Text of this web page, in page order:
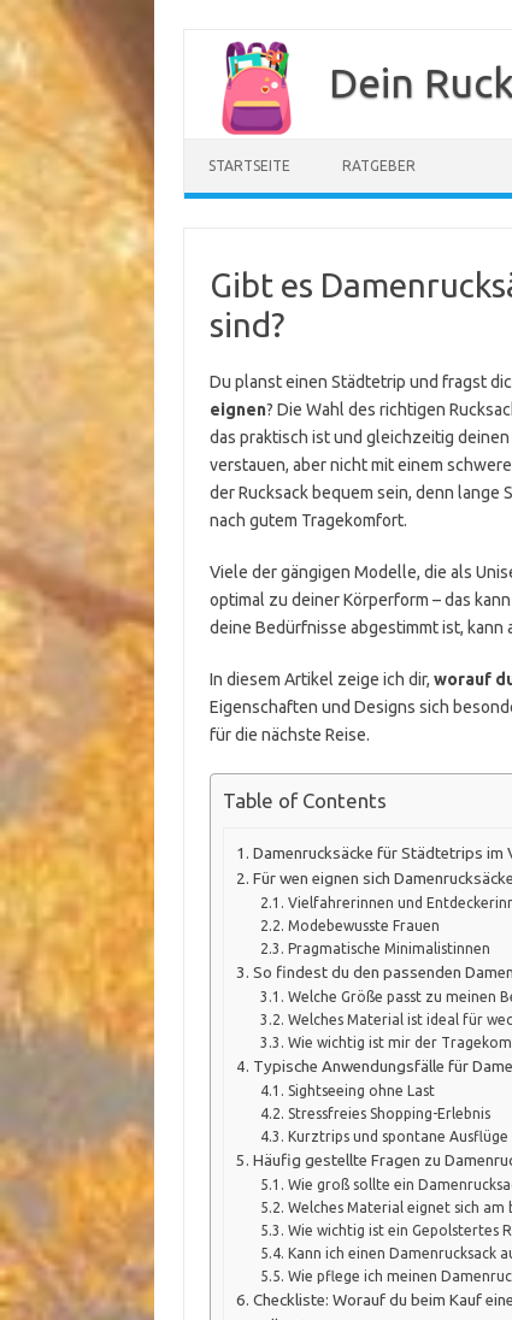
springen
Dein
STARTSEITE RATGEBER
Gibt es
sind?
Du planst einen Städtetrip und fragst
eignen? Die Wahl des richtigen
das praktisch ist und gleichzeitig
verstauen, aber nicht mit einem
der Rucksack bequem sein, denn
nach gutem Tragekomfort.
Viele der gängigen Modelle, die als
optimal zu deiner Körperform – das
deine Bedürfnisse abgestimmt ist,
In diesem Artikel zeige ich dir, worauf
Eigenschaften und Designs sich
für die nächste Reise.
Table of Contents
Damenrucksäcke für Städtetrips im
Für wen eignen sich
Vielfahrerinnen und
Modebewusste Frauen
Pragmatische Minimalistinnen
So findest du den passenden
Welche Größe passt zu meinen
Welches Material ist ideal für
Wie wichtig ist mir der
Typische Anwendungsfälle für
Sightseeing ohne Last
Stressfreies Shopping-Erlebnis
Kurztrips und spontane Ausflüge
Häufig gestellte Fragen zu
Wie groß sollte ein
Welches Material eignet sich
Wie wichtig ist ein Gepolstertes
Kann ich einen Damenrucksack
Wie pflege ich meinen
Checkliste: Worauf du beim Kauf